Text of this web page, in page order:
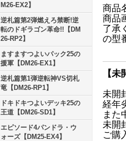
M26-EX2】
逆札篇第2弾燃えろ禁断!逆
転のドギラゴン革命!!【DM
26-RP2】
ますますつよいパック25の
援軍【DM26-EX1】
逆札篇第1弾逆転神VS切札
竜【DM26-RP1】
ドキドキつよいデッキ25の
王道【DM26-SD1】
エピソード4パンドラ・ウ
ォーズ【DM25-EX4】
商品
商品
了承
の型
【
未開
経年
また
未開
ご購